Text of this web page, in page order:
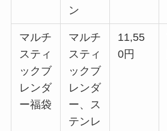
ン
マルチ
スティ
ックブ
レンダ
ー福袋
マルチ
スティ
ックブ
レンダ
ー、ス
テンレ
11,55
0円